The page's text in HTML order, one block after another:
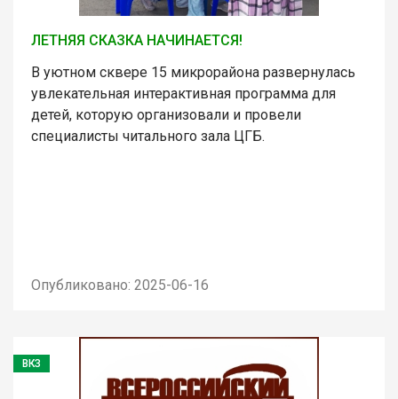
ЛЕТНЯЯ СКАЗКА НАЧИНАЕТСЯ!
В уютном сквере 15 микрорайона развернулась
увлекательная интерактивная программа для
детей, которую организовали и провели
специалисты читального зала ЦГБ.
Опубликовано: 2025-06-16
ВКЗ